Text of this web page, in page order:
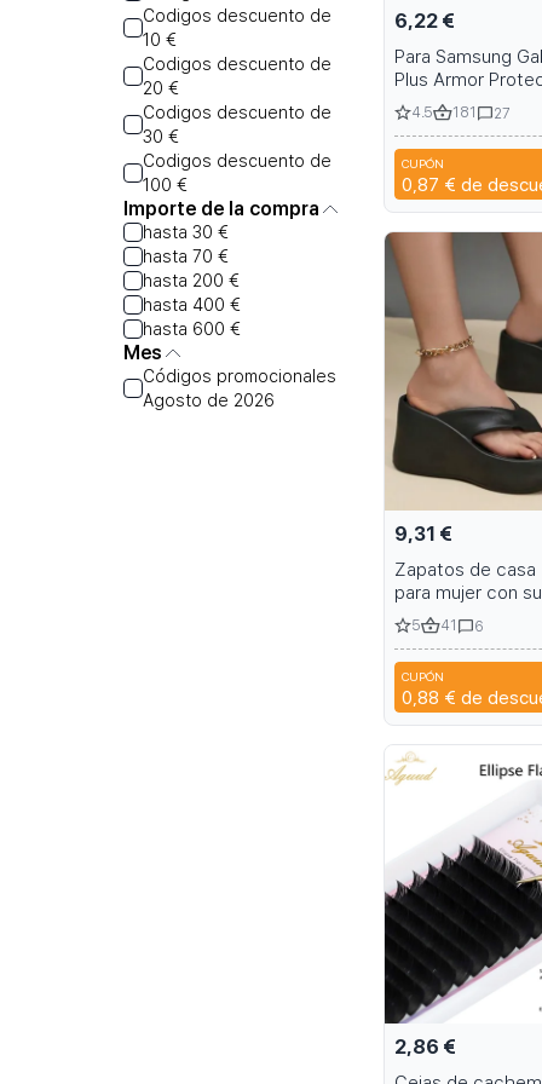
Codigos descuento de
10 €
Codigos descuento de
20 €
Codigos descuento de
30 €
Codigos descuento de
100 €
Importe de la compra
hasta 30 €
hasta 70 €
hasta 200 €
hasta 400 €
hasta 600 €
Mes
Códigos promocionales
Agosto de 2026
6,22 €
Para Samsung
Plus Armor
Magnetic Case
Holder y Belt
S22 S24 S25
4.5 181 27
CUPÓN
0,87 € de
9,31 €
Zapatos de casa
para mujer con
gruesas en una
colores
5 41 6
CUPÓN
0,88 € de
2,86 €